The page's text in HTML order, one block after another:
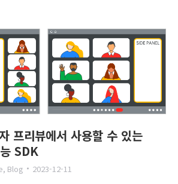
프리뷰에서 사용할 수 있는
SDK
, Blog 2023-12-11